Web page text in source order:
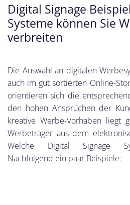
Digital Signage
Systeme können Sie
verbreiten
Die Auswahl an digitalen
auch im gut sortierten Online-
orientieren sich die
den hohen Ansprüchen der
kreative Werbe-Vorhaben liegt
Werbeträger aus dem
Welche Digital Signage
Nachfolgend ein paar Beispiele: